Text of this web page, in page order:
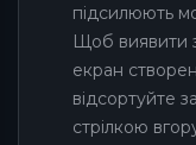
підсилюють
Щоб виявити
екран
відсортуйте
стрілкою